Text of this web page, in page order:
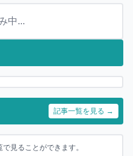
中...
記事一覧を見る →
見ることができます。